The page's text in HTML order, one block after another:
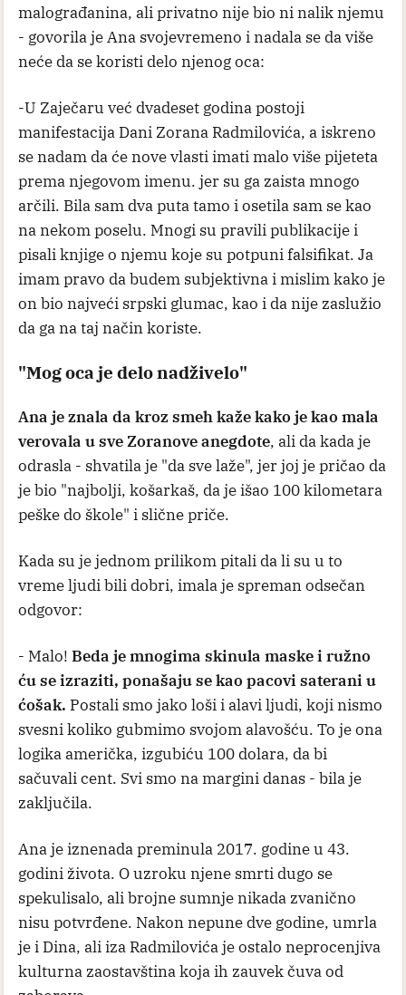
malograđanina, ali privatno nije bio ni nalik njemu
- govorila je Ana svojevremeno i nadala se da više
neće da se koristi delo njenog oca:
-U Zaječaru već dvadeset godina postoji
manifestacija Dani Zorana Radmilovića, a iskreno
se nadam da će nove vlasti imati malo više pijeteta
prema njegovom imenu. jer su ga zaista mnogo
arčili. Bila sam dva puta tamo i osetila sam se kao
na nekom poselu. Mnogi su pravili publikacije i
pisali knjige o njemu koje su potpuni falsifikat. Ja
imam pravo da budem subjektivna i mislim kako je
on bio najveći srpski glumac, kao i da nije zaslužio
da ga na taj način koriste.
"Mog oca je delo nadživelo"
Ana je znala da kroz smeh kaže kako je kao mala
verovala u sve Zoranove anegdote, ali da kada je
odrasla - shvatila je "da sve laže", jer joj je pričao da
je bio "najbolji, košarkaš, da je išao 100 kilometara
peške do škole" i slične priče.
Kada su je jednom prilikom pitali da li su u to
vreme ljudi bili dobri, imala je spreman odsečan
odgovor:
- Malo! Beda je mnogima skinula maske i ružno
ću se izraziti, ponašaju se kao pacovi saterani u
ćošak. Postali smo jako loši i alavi ljudi, koji nismo
svesni koliko gubmimo svojom alavošću. To je ona
logika američka, izgubiću 100 dolara, da bi
sačuvali cent. Svi smo na margini danas - bila je
zaključila.
Ana je iznenada preminula 2017. godine u 43.
godini života. O uzroku njene smrti dugo se
spekulisalo, ali brojne sumnje nikada zvanično
nisu potvrđene. Nakon nepune dve godine, umrla
je i Dina, ali iza Radmilovića je ostalo neprocenjiva
kulturna zaostavština koja ih zauvek čuva od